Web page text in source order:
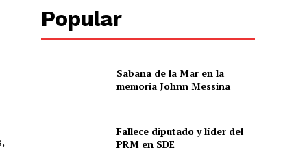
Popular
Sabana de la Mar en la
memoria Johnn Messina
Fallece diputado y líder del
PRM en SDE